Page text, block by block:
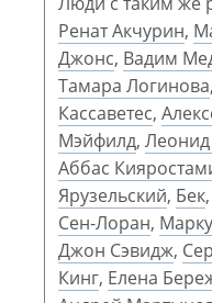
Ренат Акчурин,
Джонс, Вадим
Тамара Логинова,
Кассаветес,
Мэйфилд,
Аббас
Ярузельский, Бек,
Сен-Лоран,
Джон Сэвидж,
Кинг, Елена